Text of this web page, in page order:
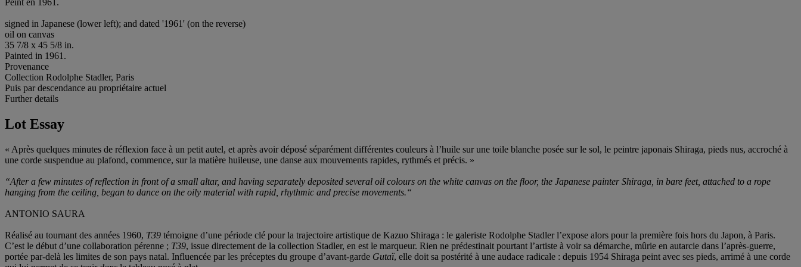
signed in Japanese (lower left); and dated '1961' (on the reverse)
oil on canvas
35 7/8 x 45 5/8 in.
Painted in 1961.
Provenance
Collection Rodolphe Stadler, Paris
Puis par descendance au propriétaire actuel
Further details
Lot Essay
« Après quelques minutes de réflexion face à un petit autel, et après avoir déposé séparément différentes couleurs à l’huile sur une toile blanche posée sur le sol, le peintre japonais Shiraga, pieds nus, accroché à
une corde suspendue au plafond, commence, sur la matière huileuse, une danse aux mouvements rapides, rythmés et précis. »
“After a few minutes of reflection in front of a small altar, and having separately deposited several oil colours on the white canvas on the floor, the Japanese painter Shiraga, in bare feet, attached to a rope
hanging from the ceiling, began to dance on the oily material with rapid, rhythmic and precise movements.“
ANTONIO SAURA
Réalisé au tournant des années 1960, T39 témoigne d’une période clé pour la trajectoire artistique de Kazuo Shiraga : le galeriste Rodolphe Stadler l’expose alors pour la première fois hors du Japon, à Paris.
C’est le début d’une collaboration pérenne ; T39, issue directement de la collection Stadler, en est le marqueur. Rien ne prédestinait pourtant l’artiste à voir sa démarche, mûrie en autarcie dans l’après-guerre,
portée par-delà les limites de son pays natal. Influencée par les préceptes du groupe d’avant-garde Gutaï, elle doit sa postérité à une audace radicale : depuis 1954 Shiraga peint avec ses pieds, arrimé à une corde